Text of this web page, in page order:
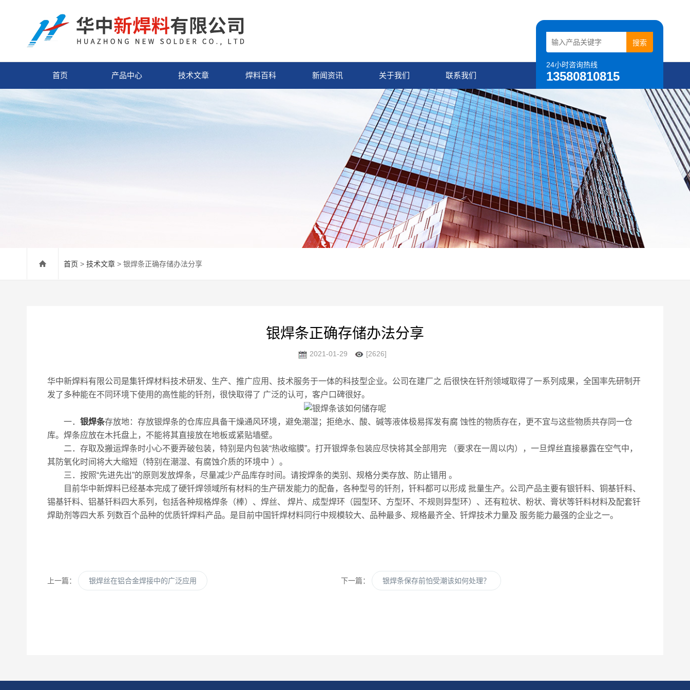
24小时咨询热线
13580810815
首页 产品中心 技术文章 焊料百科 新闻资讯 关于我们 联系我们
首页 > 技术文章 > 银焊条正确存储办法分享
银焊条正确存储办法分享
2021-01-29 [2626]
华中新焊料有限公司是集钎焊材料技术研发、生产、推广应用、技术服务于一体的科技型企业。公司在建厂之 后很快在钎剂领域取得了一系列成果，全国率先研制开
发了多种能在不同环境下使用的高性能的钎剂，很快取得了 广泛的认可，客户口碑很好。
一． 银焊条存放地：存放银焊条的仓库应具备干燥通风环境，避免潮湿；拒绝水、酸、碱等液体极易挥发有腐 蚀性的物质存在，更不宜与这些物质共存同一仓
库。焊条应放在木托盘上，不能将其直接放在地板或紧贴墙壁。
二．存取及搬运焊条时小心不要弄破包装，特别是内包装“热收缩膜”。打开银焊条包装应尽快将其全部用完 （要求在一周以内），一旦焊丝直接暴露在空气中，
其防氧化时间将大大缩短（特别在潮湿、有腐蚀介质的环境中 ）。
三．按照“先进先出”的原则发放焊条，尽量减少产品库存时间。请按焊条的类别、规格分类存放、防止错用 。
目前华中新焊料已经基本完成了硬钎焊领域所有材料的生产研发能力的配备，各种型号的钎剂，钎料都可以形成 批量生产。公司产品主要有银钎料、铜基钎料、
锡基钎料、铝基钎料四大系列，包括各种规格焊条（棒）、焊丝、 焊片、成型焊环（园型环、方型环、不规则异型环）、还有粒状、粉状、膏状等钎料材料及配套钎
焊助剂等四大系 列数百个品种的优质钎焊料产品。是目前中国钎焊材料同行中规模较大、品种最多、规格最齐全、钎焊技术力量及 服务能力最强的企业之一。
上一篇： 银焊丝在铝合金焊接中的广泛应用 下一篇： 银焊条保存前怕受潮该如何处理？